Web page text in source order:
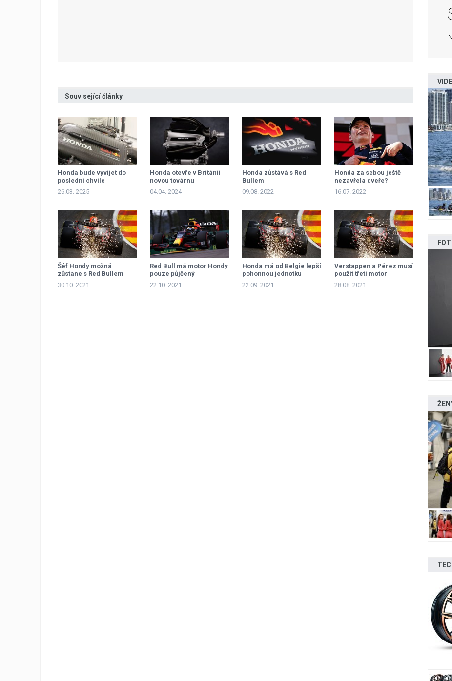
Související články
Honda bude vyvíjet do
poslední chvíle
26.03. 2025
Honda otevře v Británii
novou továrnu
04.04. 2024
Honda zůstává s Red
Bullem
09.08. 2022
Honda za sebou ještě
nezavřela dveře?
16.07. 2022
Šéf Hondy možná
zůstane s Red Bullem
30.10. 2021
Red Bull má motor Hondy
pouze půjčený
22.10. 2021
Honda má od Belgie lepší
pohonnou jednotku
22.09. 2021
Verstappen a Pérez musí
použít třetí motor
28.08. 2021